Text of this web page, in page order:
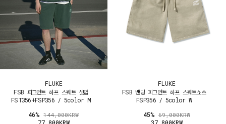
FLUKE
FSB 피그먼트 하프 스웨트 셋업
FST356+FSP356 / 5color M
46%144,000KRW
77,800KRW
FLUKE
FSB 밴딩 피그먼트 하프 스웨트쇼츠
FSP356 / 5color W
45% 69,000KRW
37,800KRW